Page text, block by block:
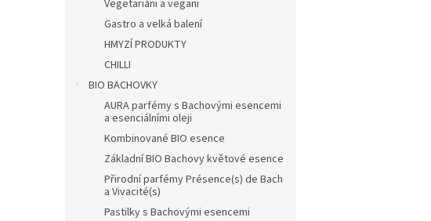
Vegetariáni a vegani
Gastro a velká balení
HMYZÍ PRODUKTY
CHILLI
BIO BACHOVKY
AURA parfémy s Bachovými esencemi
a esenciálními oleji
Kombinované BIO esence
Základní BIO Bachovy květové esence
Přirodní parfémy Présence(s) de Bach
a Vivacité(s)
Pastilky s Bachovými esencemi